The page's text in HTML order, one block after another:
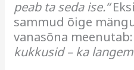
peab ta seda ise.“
sammud õige
vanasõna meenutab:
kukkusid – ka